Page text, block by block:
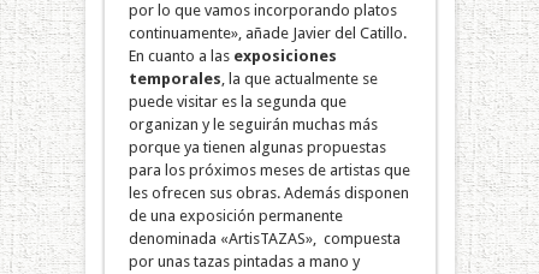
por lo que vamos incorporando platos
continuamente», añade Javier del Catillo.
En cuanto a las exposiciones
temporales, la que actualmente se
puede visitar es la segunda que
organizan y le seguirán muchas más
porque ya tienen algunas propuestas
para los próximos meses de artistas que
les ofrecen sus obras. Además disponen
de una exposición permanente
denominada «ArtisTAZAS», compuesta
por unas tazas pintadas a mano y